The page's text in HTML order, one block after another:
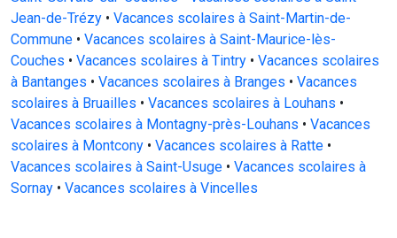
Jean-de-Trézy • Vacances scolaires à Saint-Martin-de-
Commune • Vacances scolaires à Saint-Maurice-lès-
Couches • Vacances scolaires à Tintry • Vacances scolaires
à Bantanges • Vacances scolaires à Branges • Vacances
scolaires à Bruailles • Vacances scolaires à Louhans •
Vacances scolaires à Montagny-près-Louhans • Vacances
scolaires à Montcony • Vacances scolaires à Ratte •
Vacances scolaires à Saint-Usuge • Vacances scolaires à
Sornay • Vacances scolaires à Vincelles